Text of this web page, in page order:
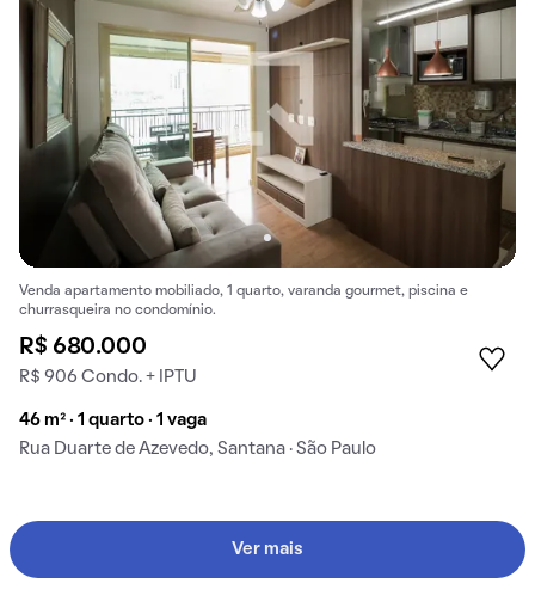
Venda apartamento mobiliado, 1 quarto, varanda gourmet, piscina e
churrasqueira no condomínio.
R$ 680.000
R$ 906 Condo. + IPTU
46 m² · 1 quarto · 1 vaga
Rua Duarte de Azevedo, Santana · São Paulo
Ver mais